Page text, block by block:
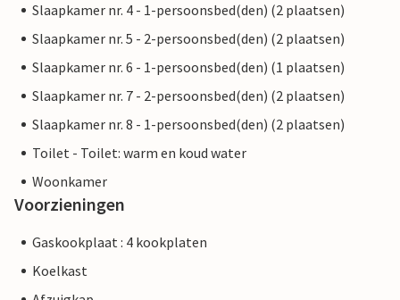
Slaapkamer nr. 4 - 1-persoonsbed(den) (2 plaatsen)
Slaapkamer nr. 5 - 2-persoonsbed(den) (2 plaatsen)
Slaapkamer nr. 6 - 1-persoonsbed(den) (1 plaatsen)
Slaapkamer nr. 7 - 2-persoonsbed(den) (2 plaatsen)
Slaapkamer nr. 8 - 1-persoonsbed(den) (2 plaatsen)
Toilet - Toilet: warm en koud water
Woonkamer
Voorzieningen
Gaskookplaat : 4 kookplaten
Koelkast